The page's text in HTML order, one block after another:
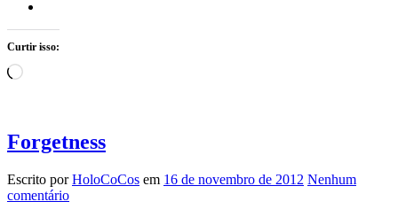
Curtir isso:
Carregando...
Forgetness
Escrito porHoloCoCos em 16 de novembro de 2012 Nenhum
comentário